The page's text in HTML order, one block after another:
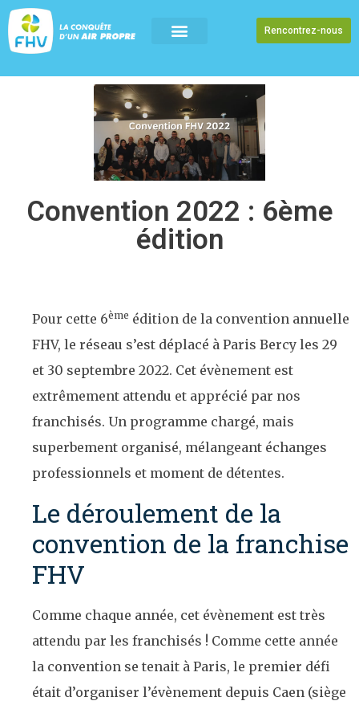
Rencontrez-nous
Convention 2022 : 6ème
édition
Pour cette 6ème édition de la convention annuelle
FHV, le réseau s’est déplacé à Paris Bercy les 29
et 30 septembre 2022. Cet évènement est
extrêmement attendu et apprécié par nos
franchisés. Un programme chargé, mais
superbement organisé, mélangeant échanges
professionnels et moment de détentes.
Le déroulement de la
convention de la franchise
FHV
Comme chaque année, cet évènement est très
attendu par les franchisés ! Comme cette année
la convention se tenait à Paris, le premier défi
était d’organiser l’évènement depuis Caen (siège